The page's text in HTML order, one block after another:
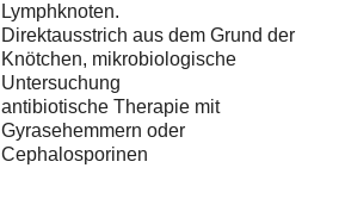
Lymphknoten.
Direktausstrich aus dem Grund der
Knötchen, mikrobiologische
Untersuchung
antibiotische Therapie mit
Gyrasehemmern oder
Cephalosporinen